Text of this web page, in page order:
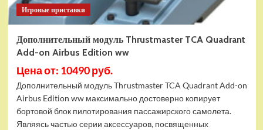
Игровые приставки
Дополнительный модуль Thrustmaster TCA Quadrant
Add-on Airbus Edition ww
Цена от: 10490 руб.
Дополнительный модуль Thrustmaster TCA Quadrant Add-on
Airbus Edition ww максимально достоверно копирует
бортовой блок пилотирования пассажирского самолета.
Являясь частью серии аксессуаров, посвященных